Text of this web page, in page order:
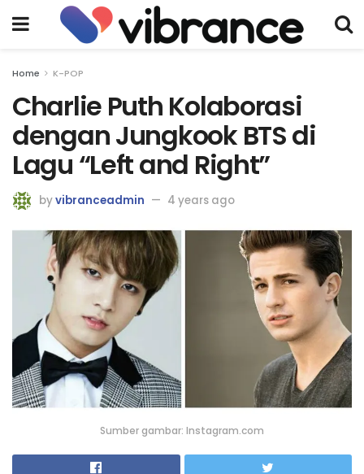
Home K-POP
Charlie Puth Kolaborasi
dengan Jungkook BTS di
Lagu “Left and Right”
byvibranceadmin 4 years ago
Sumber gambar: Instagram.com